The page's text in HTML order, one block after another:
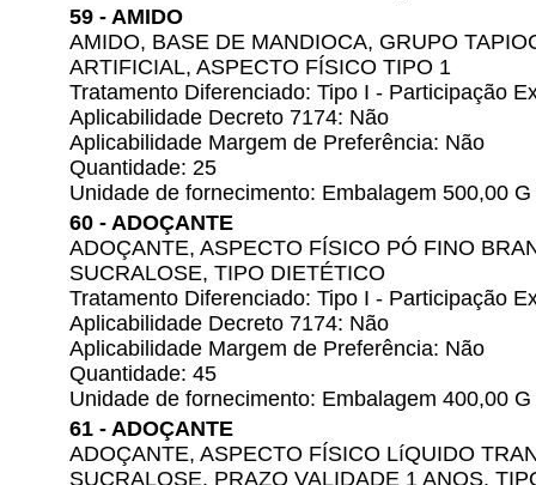
59 - AMIDO
AMIDO, BASE DE MANDIOCA, GRUPO
ARTIFICIAL, ASPECTO FÍSICO TIPO 1
Tratamento Diferenciado: Tipo I - Participação
Aplicabilidade Decreto 7174: Não
Aplicabilidade Margem de Preferência: Não
Quantidade: 25
Unidade de fornecimento: Embalagem 500,00 G
60 - ADOÇANTE
ADOÇANTE, ASPECTO FÍSICO PÓ FINO
SUCRALOSE, TIPO DIETÉTICO
Tratamento Diferenciado: Tipo I - Participação
Aplicabilidade Decreto 7174: Não
Aplicabilidade Margem de Preferência: Não
Quantidade: 45
Unidade de fornecimento: Embalagem 400,00 G
61 - ADOÇANTE
ADOÇANTE, ASPECTO FÍSICO LíQUIDO
SUCRALOSE, PRAZO VALIDADE 1 ANOS,